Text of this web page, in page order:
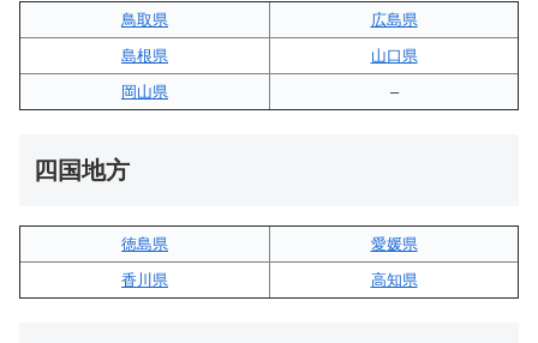
鳥取県
広島県
島根県
山口県
岡山県
–
四国地方
徳島県
愛媛県
香川県
高知県